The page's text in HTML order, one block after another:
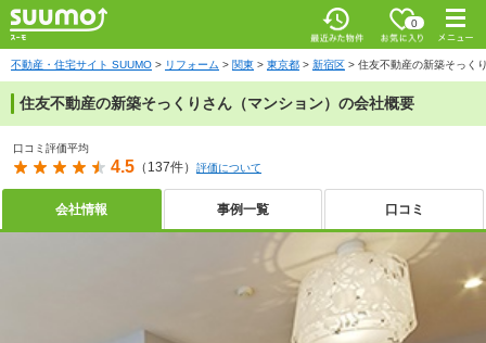
最近みた
物件
お気に入
0
メニ
ュー
不動産・住宅サイト SUUMO リフォーム 関東 東京都 新宿区 住友不動産の新築そっく
住友不動産の新築そっくりさん（マンション）の会社概要
口コミ評価平均
4.5 （137件） 評価について
会社情報 事例一覧 口コミ